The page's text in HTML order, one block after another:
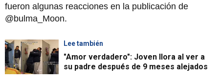
fueron algunas reacciones en la publicación de
@bulma_Moon.
Lee también
"Amor verdadero": Joven llora al ver a
su padre después de 9 meses alejados